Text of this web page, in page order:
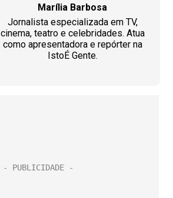
Marília Barbosa
Jornalista especializada em TV,
cinema, teatro e celebridades. Atua
como apresentadora e repórter na
IstoÉ Gente.